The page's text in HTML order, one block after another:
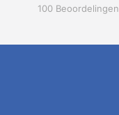
100 Beoordelingen